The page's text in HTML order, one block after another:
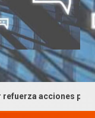
preventivas por